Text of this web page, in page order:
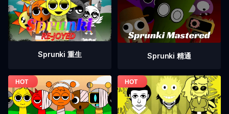
Sprunki 重生 Sprunki 精通